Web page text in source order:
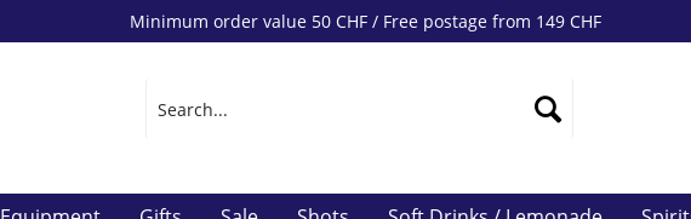
Minimum order value 50 CHF / Free postage from 149 CHF